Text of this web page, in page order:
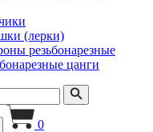
(лерки)
резьбонарезные
цанги
0